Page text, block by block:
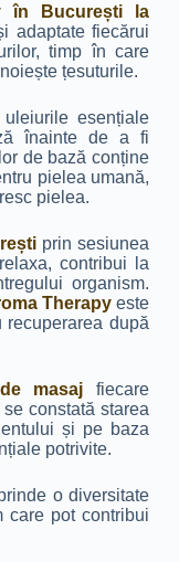
în București la
adaptate fiecărui
timp în care
țesuturile.
esențiale
înainte de a fi
de bază conține
pielea umană,
pielea.
prin sesiunea
contribui la
organism.
Therapyeste
după
masaj fiecare
constată starea
și pe baza
potrivite.
o diversitate
care pot contribui